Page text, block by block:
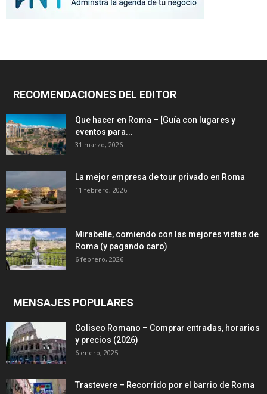
RECOMENDACIONES DEL EDITOR
Que hacer en Roma – [Guía con lugares y
eventos para...
31 marzo, 2026
La mejor empresa de tour privado en Roma
11 febrero, 2026
Mirabelle, comiendo con las mejores vistas de
Roma (y pagando caro)
6 febrero, 2026
MENSAJES POPULARES
Coliseo Romano – Comprar entradas, horarios
y precios (2026)
6 enero, 2025
Trastevere – Recorrido por el barrio de Roma